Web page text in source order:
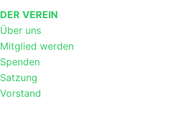
DER VEREIN
Über uns
Mitglied werden
Spenden
Satzung
Vorstand